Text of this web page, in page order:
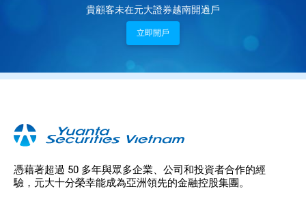
貴顧客未在元大證券越南開過戶
立即開戶
憑藉著超過 50 多年與眾多企業、公司和投資者合作的經
驗，元大十分榮幸能成為亞洲領先的金融控股集團。